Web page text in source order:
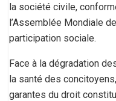
la société civile,
l’Assemblée Mondiale
participation sociale.
Face à la dégradation
la santé des
garantes du droit